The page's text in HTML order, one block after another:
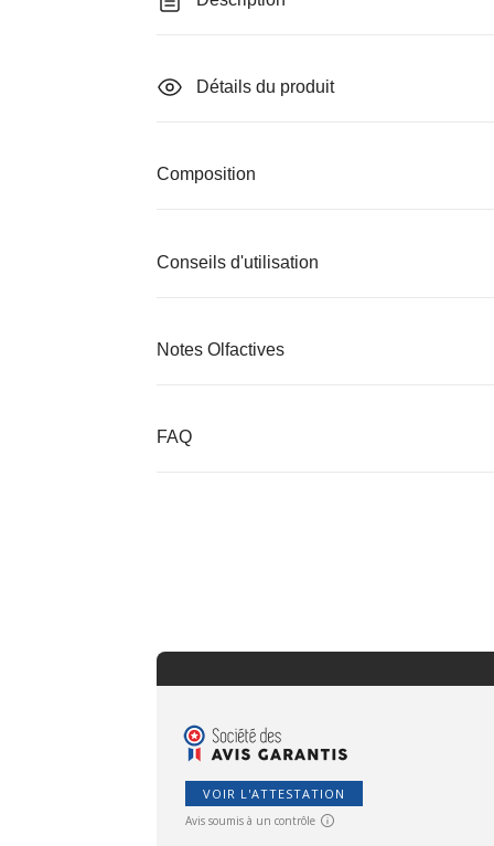
Détails du produit
Composition
Conseils d'utilisation
Notes Olfactives
FAQ
VOIR L'ATTESTATION
Avis soumis à un contrôle